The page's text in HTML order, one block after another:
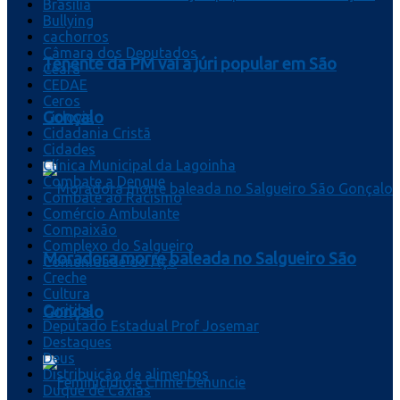
Tenente da PM vai a júri popular em São
Gonçalo
Moradora morre baleada no Salgueiro São
Gonçalo
Brasília
Bullying
cachorros
Câmara dos Deputados
Ceará
CEDAE
Ceros
Ciclovia
Cidadania Cristã
Cidades
Clínica Municipal da Lagoinha
Combate a Dengue
Combate ao Racismo
Comércio Ambulante
Compaixão
Complexo do Salgueiro
Comunidade do Aço
Creche
Cultura
Curitiba
Deputado Estadual Prof Josemar
Destaques
Deus
Distribuição de alimentos
Duque de Caxias